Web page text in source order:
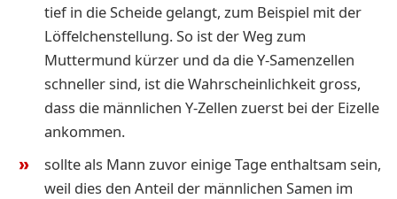
tief in die Scheide gelangt, zum Beispiel mit der
Löffelchenstellung. So ist der Weg zum
Muttermund kürzer und da die Y-Samenzellen
schneller sind, ist die Wahrscheinlichkeit gross,
dass die männlichen Y-Zellen zuerst bei der Eizelle
ankommen.
sollte als Mann zuvor einige Tage enthaltsam sein,
weil dies den Anteil der männlichen Samen im